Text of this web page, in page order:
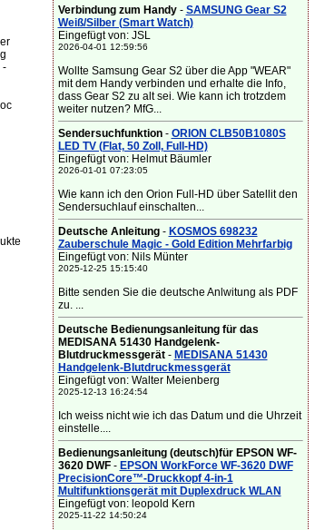
-
Verbindung zum Handy- SAMSUNG Gear S2
Weiß/Silber (Smart Watch)
Eingefügt von: JSL
2026-04-01 12:59:56
Wollte Samsung Gear S2 über die App "WEAR"
mit dem Handy verbinden und erhalte die Info,
dass Gear S2 zu alt sei. Wie kann ich trotzdem
weiter nutzen? MfG...
Sendersuchfunktion- ORION CLB50B1080S
LED TV (Flat, 50 Zoll, Full-HD)
Eingefügt von: Helmut Bäumler
2026-01-01 07:23:05
Wie kann ich den Orion Full-HD über Satellit den
Sendersuchlauf einschalten...
Deutsche Anleitung- KOSMOS 698232
Zauberschule Magic - Gold Edition Mehrfarbig
Eingefügt von: Nils Münter
2025-12-25 15:15:40
Bitte senden Sie die deutsche Anlwitung als PDF
zu. ...
Deutsche Bedienungsanleitung für das
MEDISANA 51430 Handgelenk-
Blutdruckmessgerät- MEDISANA 51430
Handgelenk-Blutdruckmessgerät
Eingefügt von: Walter Meienberg
2025-12-13 16:24:54
Ich weiss nicht wie ich das Datum und die Uhrzeit
einstelle....
Bedienungsanleitung (deutsch)für EPSON WF-
3620 DWF- EPSON WorkForce WF-3620 DWF
PrecisionCore™-Druckkopf 4-in-1
Multifunktionsgerät mit Duplexdruck WLAN
Eingefügt von: leopold Kern
2025-11-22 14:50:24